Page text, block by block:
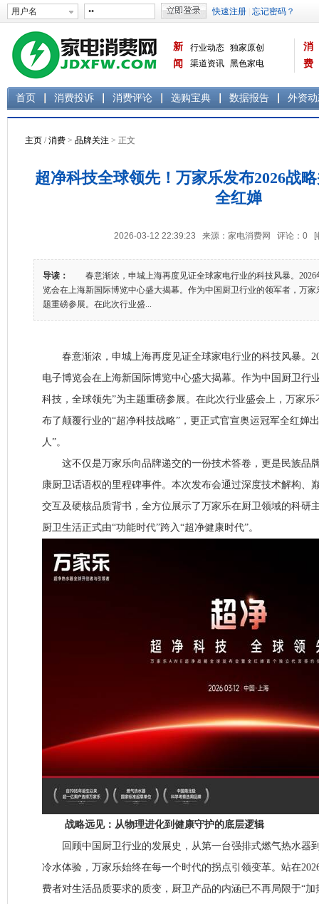
新
闻
行业动态 独家原创
渠道资讯 黑色家电
消
费
首页 消费投诉 消费评论 选购宝典 数据报告 外资
主页 /消费 > 品牌关注 > 正文
超净科技全球领先！万家乐发布2026战
全红婵
2026-03-12 22:39:23 来源：家电消费网 评论： 0 [
导读：
春意渐浓，申城上海再度见证全球家电行业的科技风暴。2026
览会在上海新国际博览中心盛大揭幕。作为中国厨卫行业的领军者，万
题重磅参展。在此次行业盛...
春意渐浓，申城上海再度见证全球家电行业的科技风暴。
电子博览会在上海新国际博览中心盛大揭幕。作为中国厨卫行
科技，全球领先”为主题重磅参展。在此次行业盛会上，万家
布了颠覆行业的“超净科技战略”，更正式官宣奥运冠军全红婵
人”。
这不仅是万家乐向品牌递交的一份技术答卷，更是民族品
康厨卫话语权的里程碑事件。本次发布会通过深度技术解构、
交互及硬核品质背书，全方位展示了万家乐在厨卫领域的科研
厨卫生活正式由“功能时代”跨入“超净健康时代”。
战略远见：从物理进化到健康守护的底层逻辑
回顾中国厨卫行业的发展史，从第一台强排式燃气热水器
冷水体验，万家乐始终在每一个时代的拐点引领变革。站在
费者对生活品质要求的质变，厨卫产品的内涵已不再局限于“加